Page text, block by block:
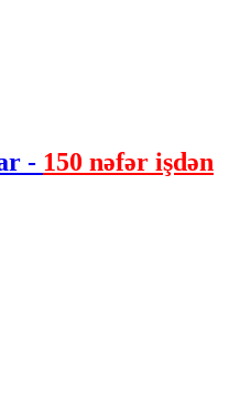
- 150 nəfər işdən